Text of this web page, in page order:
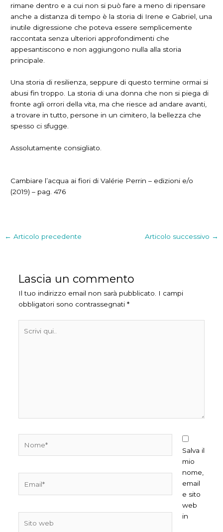
rimane dentro e a cui non si può fare a meno di ripensare
anche a distanza di tempo è la storia di Irene e Gabriel, una
inutile digressione che poteva essere semplicemente
raccontata senza ulteriori approfondimenti che
appesantiscono e non aggiungono nulla alla storia
principale.
Una storia di resilienza, seppure di questo termine ormai si
abusi fin troppo. La storia di una donna che non si piega di
fronte agli orrori della vita, ma che riesce ad andare avanti,
a trovare in tutto, persone in un cimitero, la bellezza che
spesso ci sfugge.
Assolutamente consigliato.
Cambiare l’acqua ai fiori di Valérie Perrin – edizioni e/o
(2019) – pag. 476
← Articolo precedente Articolo successivo →
Lascia un commento
Il tuo indirizzo email non sarà pubblicato. I campi
obbligatori sono contrassegnati *
qui..
web
Salva il
mio
nome,
email
e sito
web
in